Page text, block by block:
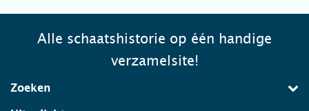
Alle schaatshistorie op één handige
verzamelsite!
Zoeken